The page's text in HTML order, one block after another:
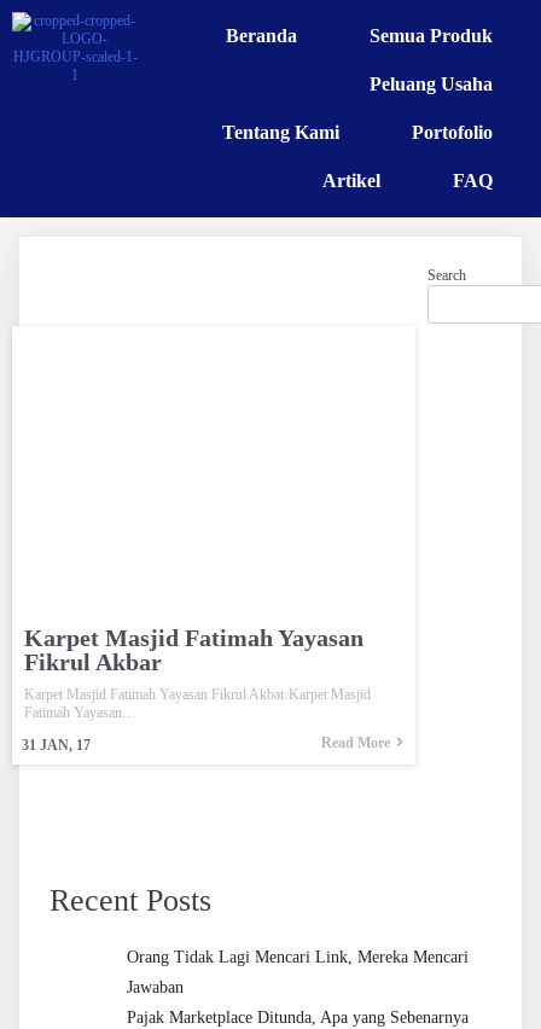
Beranda Semua Produk
Peluang Usaha
Tentang Kami Portofolio
Artikel FAQ
Karpet Masjid Fatimah Yayasan
Fikrul Akbar
31 JAN, 17
Karpet Masjid Fatimah Yayasan Fikrul Akbar Karpet Masjid
Fatimah Yayasan…
Read More
Search
Recent Posts
Orang Tidak Lagi Mencari Link, Mereka Mencari
Jawaban
Pajak Marketplace Ditunda, Apa yang Sebenarnya